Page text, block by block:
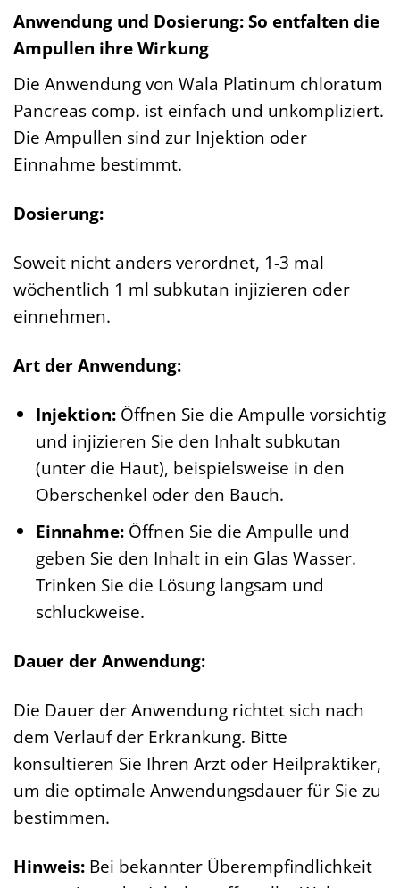
Anwendung und Dosierung: So entfalten die
Ampullen ihre Wirkung
Die Anwendung von Wala Platinum chloratum
Pancreas comp. ist einfach und unkompliziert.
Die Ampullen sind zur Injektion oder
Einnahme bestimmt.
Dosierung:
Soweit nicht anders verordnet, 1-3 mal
wöchentlich 1 ml subkutan injizieren oder
einnehmen.
Art der Anwendung:
Injektion:Öffnen Sie die Ampulle vorsichtig
und injizieren Sie den Inhalt subkutan
(unter die Haut), beispielsweise in den
Oberschenkel oder den Bauch.
Einnahme:Öffnen Sie die Ampulle und
geben Sie den Inhalt in ein Glas Wasser.
Trinken Sie die Lösung langsam und
schluckweise.
Dauer der Anwendung:
Die Dauer der Anwendung richtet sich nach
dem Verlauf der Erkrankung. Bitte
konsultieren Sie Ihren Arzt oder Heilpraktiker,
um die optimale Anwendungsdauer für Sie zu
bestimmen.
Hinweis: Bei bekannter Überempfindlichkeit